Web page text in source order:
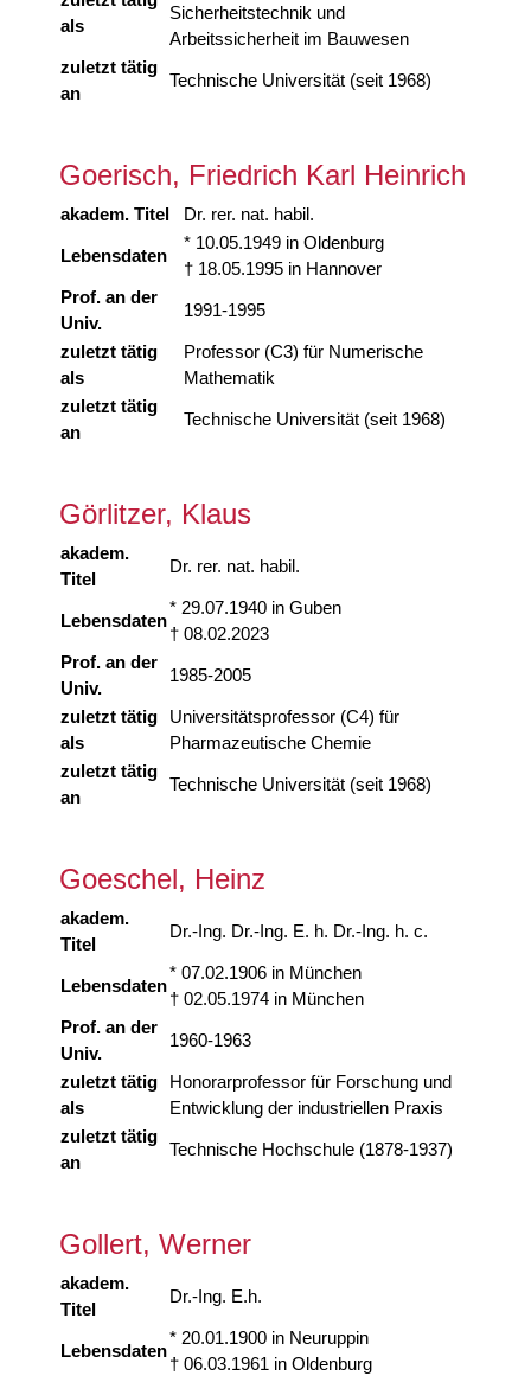
als
Sicherheitstechnik und
Arbeitssicherheit im Bauwesen
zuletzt tätig
an
Technische Universität (seit 1968)
Goerisch, Friedrich Karl Heinrich
akadem. Titel Dr. rer. nat. habil.
Lebensdaten
* 10.05.1949 in Oldenburg
† 18.05.1995 in Hannover
Prof. an der
Univ.
1991-1995
zuletzt tätig
als
Professor (C3) für Numerische
Mathematik
zuletzt tätig
an
Technische Universität (seit 1968)
Görlitzer, Klaus
akadem.
Titel
Dr. rer. nat. habil.
Lebensdaten
* 29.07.1940 in Guben
† 08.02.2023
Prof. an der
Univ.
1985-2005
zuletzt tätig
als
Universitätsprofessor (C4) für
Pharmazeutische Chemie
zuletzt tätig
an
Technische Universität (seit 1968)
Goeschel, Heinz
akadem.
Titel
Dr.-Ing. Dr.-Ing. E. h. Dr.-Ing. h. c.
Lebensdaten
* 07.02.1906 in München
† 02.05.1974 in München
Prof. an der
Univ.
1960-1963
zuletzt tätig
als
Honorarprofessor für Forschung und
Entwicklung der industriellen Praxis
zuletzt tätig
an
Technische Hochschule (1878-1937)
Gollert, Werner
akadem.
Titel
Dr.-Ing. E.h.
Lebensdaten
* 20.01.1900 in Neuruppin
† 06.03.1961 in Oldenburg